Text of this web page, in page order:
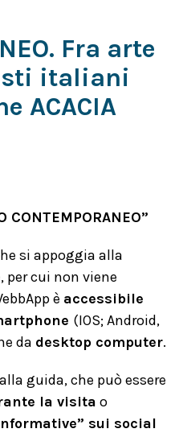
Fra arte
italiani
ACACIA
CONTEMPORANEO”
si appoggia alla
per cui non viene
è accessibile
(IOS; Android,
da desktop computer.
guida, che può essere
la visita o
sui social